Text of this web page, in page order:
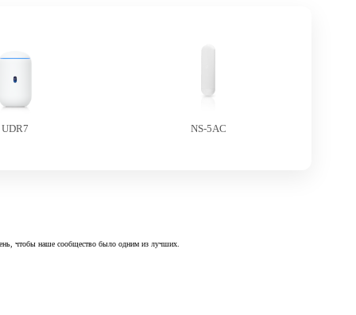
UDR7 NS-5AC
чтобы наше сообщество было одним из лучших.